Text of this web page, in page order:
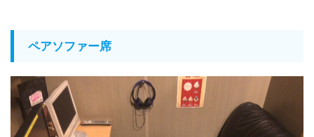
ペアソファー席